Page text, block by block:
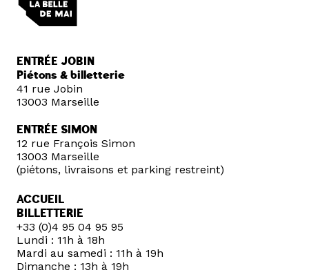
ENTRÉE JOBIN
Piétons & billetterie
41 rue Jobin
13003 Marseille
ENTRÉE SIMON
12 rue François Simon
13003 Marseille
(piétons, livraisons et parking restreint)
ACCUEIL
BILLETTERIE
+33 (0)4 95 04 95 95
Lundi : 11h à 18h
Mardi au samedi : 11h à 19h
Dimanche : 13h à 19h